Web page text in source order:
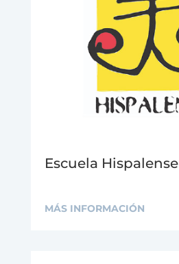
Escuela Hispalense
MÁS INFORMACIÓN